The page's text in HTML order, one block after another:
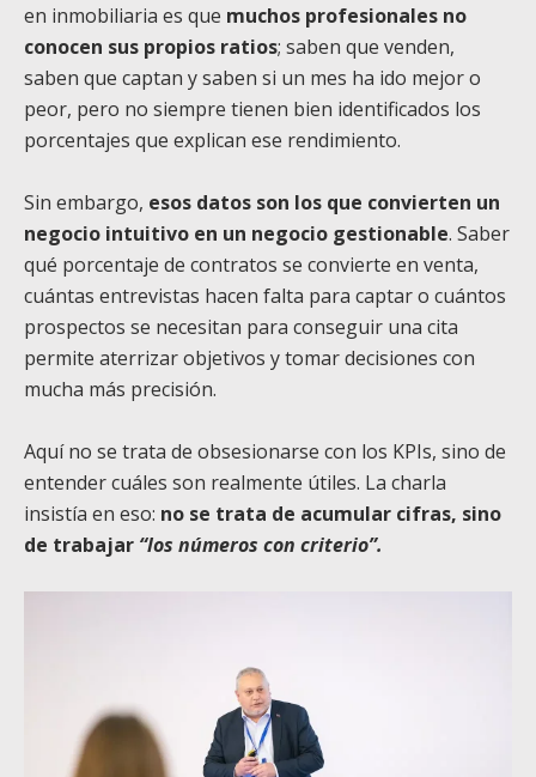
en inmobiliaria es que muchos profesionales no
conocen sus propios ratios; saben que venden,
saben que captan y saben si un mes ha ido mejor o
peor, pero no siempre tienen bien identificados los
porcentajes que explican ese rendimiento.
Sin embargo, esos datos son los que convierten un
negocio intuitivo en un negocio gestionable. Saber
qué porcentaje de contratos se convierte en venta,
cuántas entrevistas hacen falta para captar o cuántos
prospectos se necesitan para conseguir una cita
permite aterrizar objetivos y tomar decisiones con
mucha más precisión.
Aquí no se trata de obsesionarse con los KPIs, sino de
entender cuáles son realmente útiles. La charla
insistía en eso: no se trata de acumular cifras, sino
de trabajar “los números con criterio”.